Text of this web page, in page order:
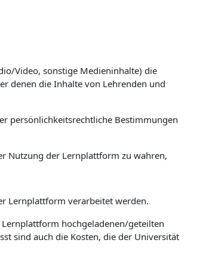
Video, sonstige Medieninhalte) die
denen die Inhalte von Lehrenden und
persönlichkeitsrechtliche Bestimmungen
Nutzung der Lernplattform zu wahren,
Lernplattform verarbeitet werden.
hochgeladenen/geteilten
sind auch die Kosten, die der Universität